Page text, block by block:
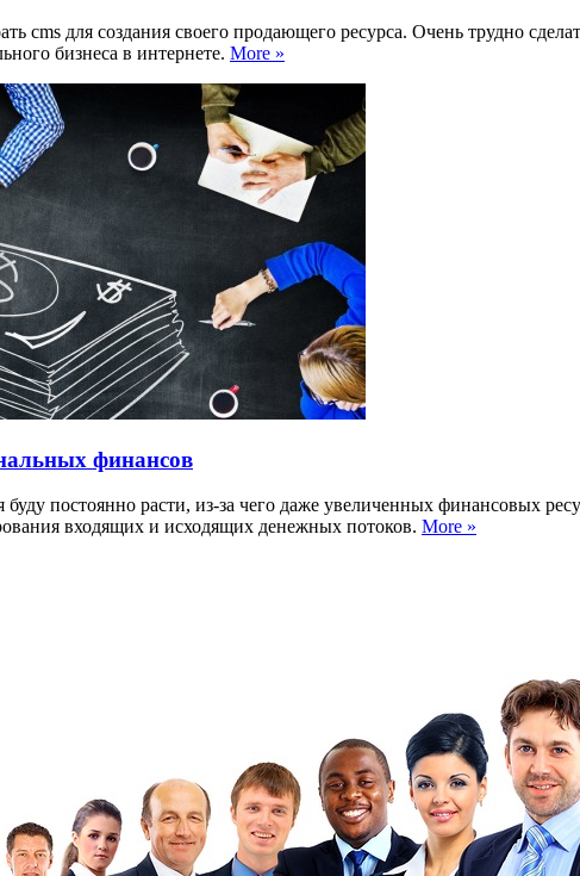
cms для создания своего продающего ресурса. Очень трудно
бизнеса в интернете. More »
финансов
буду постоянно расти, из-за чего даже увеличенных финансовых
входящих и исходящих денежных потоков. More »